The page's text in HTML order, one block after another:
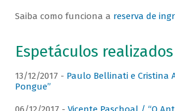
Saiba como funciona a reserva de
Espetáculos realizados
13/12/2017 - Paulo Bellinati e Cristina
Pongue”